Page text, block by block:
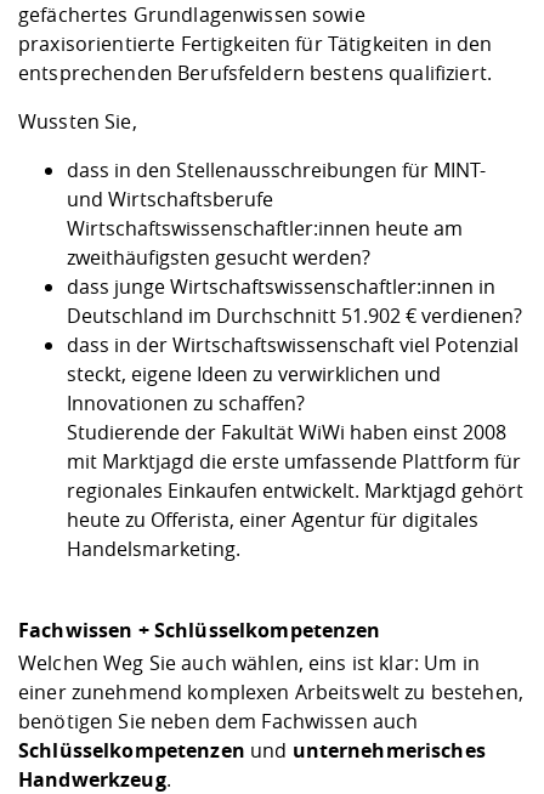
Vorbereitung
Studien- und
Fremdsprachen
Jobs, Praktika,
Studieren in
Lebenslagen
Arbeit
Career Service
Lehren,
Formulare und
FIS -
Prototyping und
Kontakt &
Klimaschutz &
Gremien und
Maschinenbau
Angebote für
Qualitätssicherung
gefächertes Grundlagenwissen sowie
praxisorientierte Fertigkeiten für Tätigkeiten in den
entsprechenden Berufsfeldern bestens qualifiziert.
Wussten Sie,
dass in den Stellenausschreibungen für MINT-
und Wirtschaftsberufe
Wirtschaftswissenschaftler:innen heuteam
zweithäufigsten gesucht werden?
dass junge Wirtschaftswissenschaftler:innen in
Deutschland im Durchschnitt 51.902 € verdienen?
dass in der Wirtschaftswissenschaft viel Potenzial
steckt, eigene Ideen zu verwirklichen und
Innovationen zu schaffen?
Studierende der Fakultät WiWi haben einst 2008
mit Marktjagd die erste umfassende Plattform für
regionales Einkaufen entwickelt. Marktjagd gehört
heute zu Offerista, einer Agentur für digitales
Handelsmarketing.
Fachwissen + Schlüsselkompetenzen
Welchen Weg Sie auch wählen, eins ist klar: Um in
einer zunehmend komplexen Arbeitswelt zu bestehen,
benötigen Sie neben dem Fachwissen auch
Schlüsselkompetenzen und unternehmerisches
Handwerkzeug.